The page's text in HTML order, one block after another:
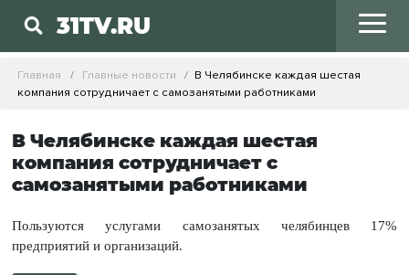
31TV.RU
Главная Главные новости
В Челябинске каждая шестая
компания сотрудничает с самозанятыми работниками
В Челябинске каждая шестая
компания сотрудничает с
самозанятыми работниками
Пользуются услугами самозанятых челябинцев 17%
предприятий и организаций.